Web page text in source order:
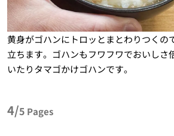
黄身がゴハンにトロッとまとわりつくの
立ちます。ゴハンもフワフワでおいしさ
いたりタマゴかけゴハンです。
4/5 Pages